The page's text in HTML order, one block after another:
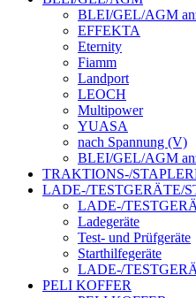
BLEI/GEL/AGM
EFFEKTA
Eternity
Fiamm
Landport
LEOCH
Multipower
YUASA
nach Spannung (V)
BLEI/GEL/AGM
TRAKTIONS-/
LADE-/TESTGERÄTE/
LADE-/
Ladegeräte
Test- und Prüfgeräte
Starthilfegeräte
LADE-/
PELI KOFFER